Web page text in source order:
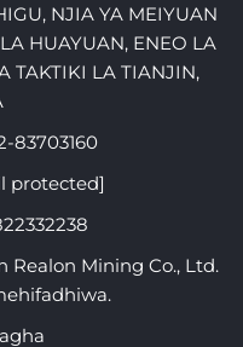
NJIA YA MEIYUAN
HUAYUAN, ENEO LA
TAKTIKI LA TIANJIN,
83703160
protected]
Mining Co., Ltd.